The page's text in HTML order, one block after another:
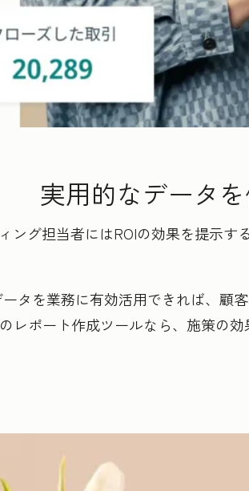
実用的なデータ
ング担当者にはROIの効果を提示
タを業務に有効活用できれば、顧
レポート作成ツールなら、施策の